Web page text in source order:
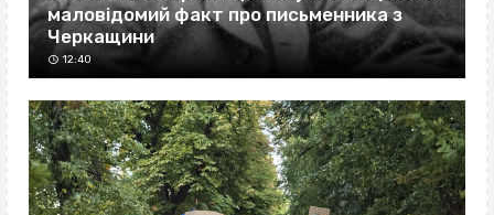
маловідомий факт про письменника з
Черкащини
12:40